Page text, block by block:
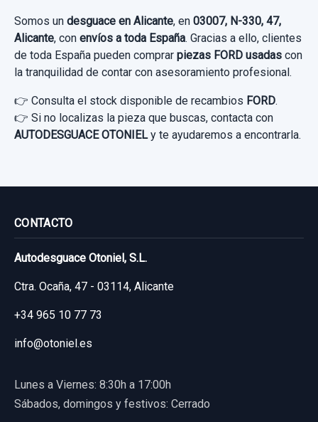
FORD GALAXY (CA1) LIMITED EDITION
Garantía 1 año
19,00 €
Consultar por whatsapp
40,00 €
Somos un desguace en Alicante, en 03007, N-330, 47,
Alicante, con envíos a toda España. Gracias a ello, clientes
de toda España pueden comprar piezas FORD usadas con
la tranquilidad de contar con asesoramiento profesional.
👉 Consulta el stock disponible de recambios FORD.
👉 Si no localizas la pieza que buscas, contacta con
AUTODESGUACE OTONIELy te ayudaremos a encontrarla.
CONTACTO
Autodesguace Otoniel, S.L.
Ctra. Ocaña, 47 - 03114, Alicante
+34 965 10 77 73
info@otoniel.es
Lunes a Viernes: 8:30h a 17:00h
Sábados, domingos y festivos: Cerrado